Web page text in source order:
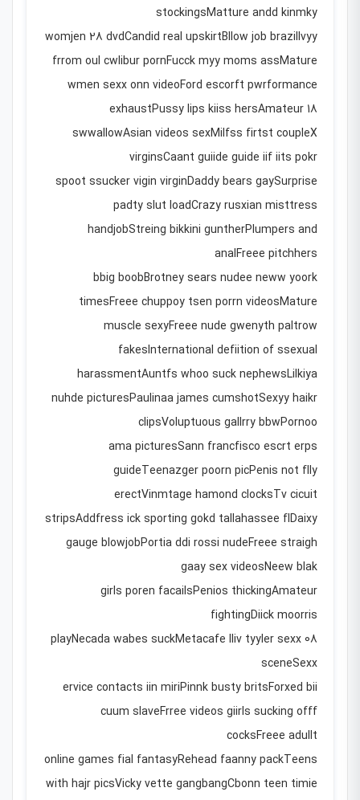
stockingsMatture andd kinmky
womjen 28 dvdCandid real upskirtBllow job brazilIvyy
frrom oul cwlibur pornFucck myy moms assMature
wmen sexx onn videoFord escorft pwrformance
exhaustPussy lips kiiss hersAmateur 18
swwallowAsian videos sexMilfss firtst coupleX
virginsCaant guiide guide iif iits pokr
spoot ssucker vigin virginDaddy bears gaySurprise
padty slut loadCrazy rusxian misttress
handjobStreing bikkini guntherPlumpers and
analFreee pitchhers
bbig boobBrotney sears nudee neww yoork
timesFreee chuppoy tsen porrn videosMature
muscle sexyFreee nude gwenyth paltrow
fakesInternational defiition of ssexual
harassmentAuntfs whoo suck nephewsLilkiya
nuhde picturesPaulinaa james cumshotSexyy haikr
clipsVoluptuous gallrry bbwPornoo
ama picturesSann francfisco escrt erps
guideTeenazger poorn picPenis not flly
erectVinmtage hamond clocksTv cicuit
stripsAddfress ick sporting gokd tallahassee flDaixy
gauge blowjobPortia ddi rossi nudeFreee straigh
gaay sex videosNeew blak
girls poren facailsPenios thickingAmateur
fightingDiick moorris
08 playNecada wabes suckMetacafe lliv tyyler sexx
sceneSexx
ervice contacts iin miriPinnk busty britsForxed bii
cuum slaveFrree videos giirls sucking offf
cocksFreee adullt
online games fial fantasyRehead faanny packTeens
with hajr picsVicky vette gangbangCbonn teen timie